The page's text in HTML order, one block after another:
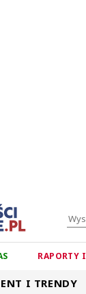
RAPORTY
I TRENDY